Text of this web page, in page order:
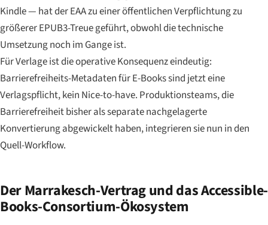
Kindle — hat der EAA zu einer öffentlichen Verpflichtung zu
größerer EPUB3-Treue geführt, obwohl die technische
Umsetzung noch im Gange ist.
Für Verlage ist die operative Konsequenz eindeutig:
Barrierefreiheits-Metadaten für E-Books sind jetzt eine
Verlagspflicht, kein Nice-to-have. Produktionsteams, die
Barrierefreiheit bisher als separate nachgelagerte
Konvertierung abgewickelt haben, integrieren sie nun in den
Quell-Workflow.
Der Marrakesch-Vertrag und das Accessible-
Books-Consortium-Ökosystem